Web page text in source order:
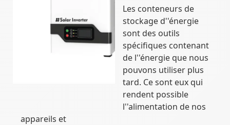
Les conteneurs de
stockage d''énergie
sont des outils
spécifiques contenant
de l''énergie que nous
pouvons utiliser plus
tard. Ce sont eux qui
rendent possible
l''alimentation de nos
appareils et